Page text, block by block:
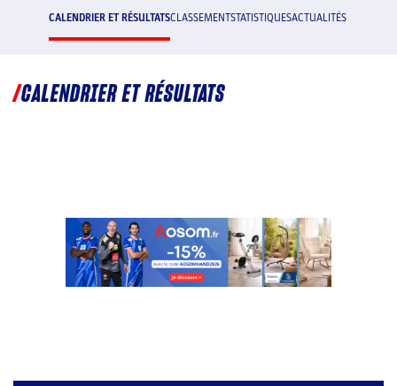
CALENDRIER ET RÉSULTATSCLASSEMENTSTATISTIQUESACTUALITÉS
CALENDRIER ET RÉSULTATS